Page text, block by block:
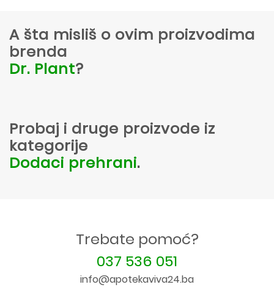
A šta misliš o ovim proizvodima
brenda
Dr. Plant?
Probaj i druge proizvode iz
kategorije
Dodaci prehrani.
Trebate pomoć?
037 536 051
info@apotekaviva24.ba